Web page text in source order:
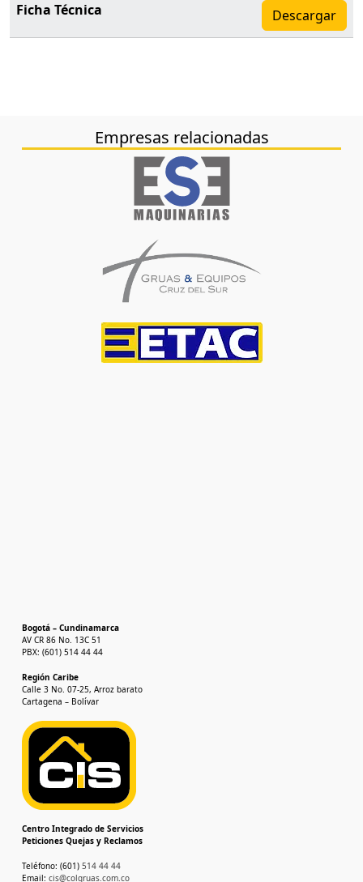
Ficha Técnica
Descargar
Empresas relacionadas
Bogotá – Cundinamarca
AV CR 86 No. 13C 51
PBX: (601) 514 44 44
Región Caribe
Calle 3 No. 07-25, Arroz barato
Cartagena – Bolívar
Centro Integrado de Servicios
Peticiones Quejas y Reclamos
Teléfono: (601) 514 44 44
Email: cis@colgruas.com.co